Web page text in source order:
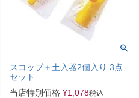
スコップ＋土入器2個入り 3点
セット
当店特別価格 ¥1,078税込